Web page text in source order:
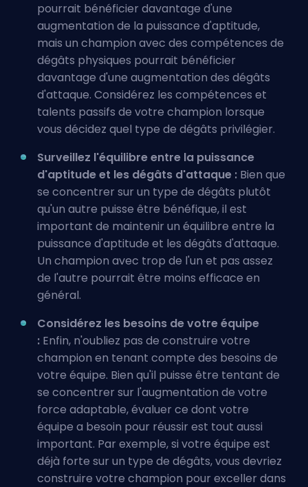
pourrait bénéficier davantage d'une
augmentation de la puissance d'aptitude,
mais un champion avec des compétences de
dégâts physiques pourrait bénéficier
davantage d'une augmentation des dégâts
d'attaque. Considérez les compétences et
talents passifs de votre champion lorsque
vous décidez quel type de dégâts privilégier.
Surveillez l'équilibre entre la puissance
d'aptitude et les dégâts d'attaque : Bien que
se concentrer sur un type de dégâts plutôt
qu'un autre puisse être bénéfique, il est
important de maintenir un équilibre entre la
puissance d'aptitude et les dégâts d'attaque.
Un champion avec trop de l'un et pas assez
de l'autre pourrait être moins efficace en
général.
Considérez les besoins de votre équipe
: Enfin, n'oubliez pas de construire votre
champion en tenant compte des besoins de
votre équipe. Bien qu'il puisse être tentant de
se concentrer sur l'augmentation de votre
force adaptable, évaluer ce dont votre
équipe a besoin pour réussir est tout aussi
important. Par exemple, si votre équipe est
déjà forte sur un type de dégâts, vous devriez
construire votre champion pour exceller dans